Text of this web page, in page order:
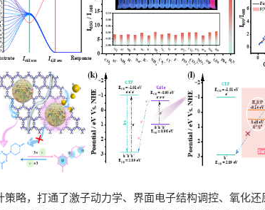
策略，打通了激子动力学、界面电子结构调控、氧化